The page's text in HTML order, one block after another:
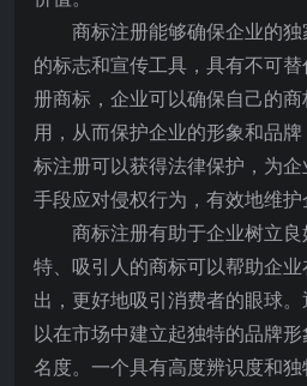
商标注册能够确保企业的
的标志和宣传工具，具有不可
册商标，企业可以确保自己的
用，从而保护企业的形象和品
标注册可以获得法律保护，为
手段应对侵权行为，有效地维护
商标注册有助于企业树立
特、吸引人的商标可以帮助企
出，更好地吸引消费者的眼球
以在市场中建立起独特的品牌
名度。一个具有高度辨识度和